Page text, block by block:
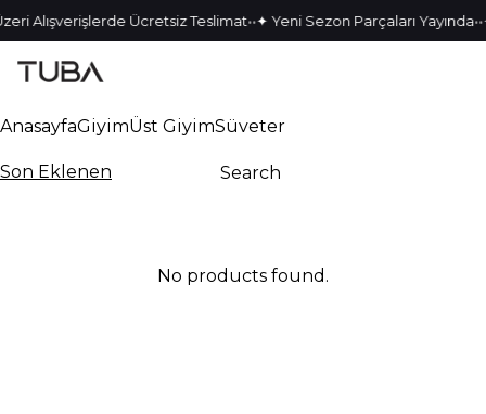
Alışverişlerde Ücretsiz Teslimat••✦ Yeni Sezon Parçaları Yayında••
AnasayfaGiyimÜst GiyimSüveter
Son Eklenen
No products found.